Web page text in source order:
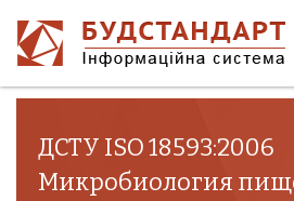
ДСТУ ISO 18593:2006
Микробиология